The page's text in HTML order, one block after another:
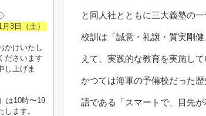
と同人社とともに三大義塾の
校訓は「誠意・礼譲・質実剛
えて、実践的な教育を実施して
かつては海軍の予備校だった
語である「スマートで、目先
3日（土）
かけいたし
ださいます
し上げま
は10時〜19
ます。